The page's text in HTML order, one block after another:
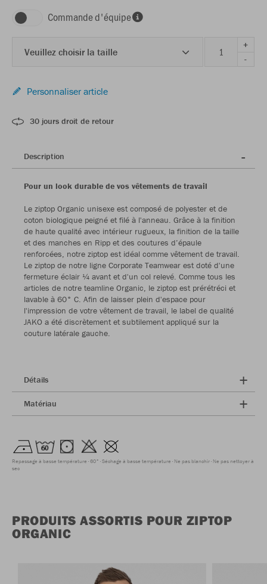
Commande d'équipe
Veuillez choisir la taille
+
-
Personnaliser article
30 jours droit de retour
Description
Pour un look durable de vos vêtements de travail
Le ziptop Organic unisexe est composé de polyester et de
coton biologique peigné et filé à l'anneau. Grâce à la finition
de haute qualité avec intérieur rugueux, la finition de la taille
et des manches en Ripp et des coutures d’épaule
renforcées, notre ziptop est idéal comme vêtement de travail.
Le ziptop de notre ligne Corporate Teamwear est doté d'une
fermeture éclair ¼ avant et d'un col relevé. Comme tous les
articles de notre teamline Organic, le ziptop est prérétréci et
lavable à 60° C. Afin de laisser plein d'espace pour
l'impression de votre vêtement de travail, le label de qualité
JAKO a été discrètement et subtilement appliqué sur la
couture latérale gauche.
Détails
Matériau
Repassage à basse température 60° Séchage à basse température Ne pas blanchir Ne pas nettoyer à
sec
PRODUITS ASSORTIS POUR ZIPTOP
ORGANIC